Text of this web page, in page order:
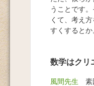
うことです
くて、考え
すくするとか
数学はクリ
風間先生 素